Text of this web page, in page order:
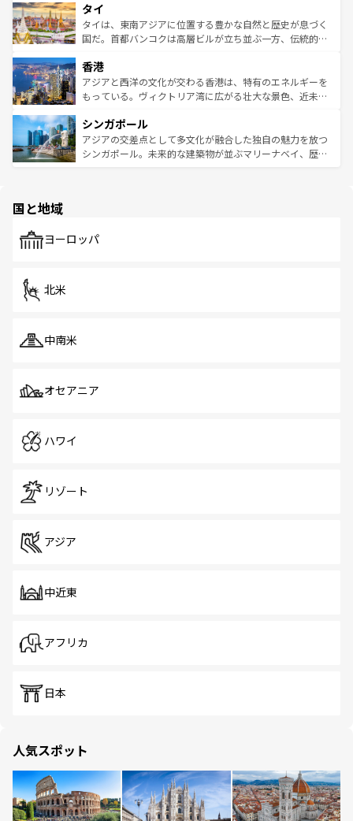
リティに包まれながら、韓国の多彩な魅力を心ゆくまで味
わってみてほしい。 なお、新着の韓国情報はコンテンツ一
覧を参照してほしい。
急速な発展と共に伝統が息づく。ハノイの古い町並みやホ
ーチミン市のフランス統治時代の建物も、独特の雰囲気を
醸し出している。また、バラエティの豊かさとおいしさで
とつ。フォーやバインミー、ベトナムコーヒーなどは、ぜ
ひ現地で味わいたい。どの地域を訪れてもあたたかい人々
が旅行者を迎えてくれるので、きっと忘れられない旅にな
参照してほしい。
タイ
タイは、東南アジアに位置する豊かな自然と歴史が息づく
国だ。首都バンコクは高層ビルが立ち並ぶ一方、伝統的な
の活気が交差している。北部ではチェンマイなどの山岳地
帯で自然と触れ合い、南部ではプーケットやクラビの美し
いビーチでリゾート気分を楽しむことができる。タイ料理
激する。気候は一年中温暖で、どの季節にも異なる楽しみ
が待っている。親しみやすいタイの人々、仏教を中心とし
た文化、そして多様な観光資源が、訪れる旅人を魅了し続
香港
アジアと西洋の文化が交わる香港は、特有のエネルギーを
もっている。ヴィクトリア湾に広がる壮大な景色、近未来
み、どこを訪れても感動するはず。観光スポットが密集し
ており、効率よく見どころを回れるのも魅力。息をのむよ
うな絶景から文化的な体験まで、香港を存分に楽しみ尽く
シンガポール
アジアの交差点として多文化が融合した独自の魅力を放つ
シンガポール。未来的な建築物が並ぶマリーナベイ、歴史
で、ホーカーズは地元の風情を楽しめる外せないスポット
国と地域
ヨーロッパ
北米
中南米
オセアニア
ハワイ
リゾート
アジア
中近東
アフリカ
日本
人気スポット